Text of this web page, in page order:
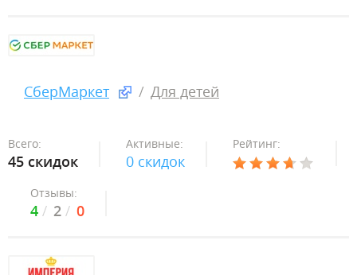
СберМаркет Для детей
Всего:
45 скидок
Активные:
0 скидок
Рейтинг:
Отзывы:
4 2 0